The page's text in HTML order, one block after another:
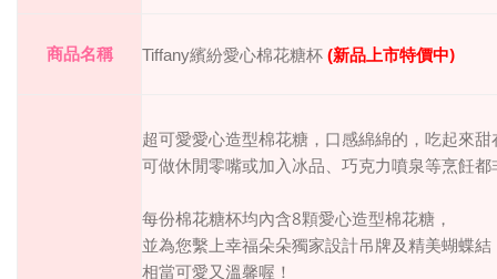
商品名稱 Tiffany繽紛愛心棉花糖杯 (新品上市特價中)
超可愛愛心造型棉花糖，口感綿綿的，吃起來甜
可做休閒零嘴或加入冰品、巧克力噴泉等烹飪都
每份棉花糖杯均內含8顆愛心造型棉花糖，
並為您繫上幸福朵朵獨家設計吊牌及精美蝴蝶結
相當可愛又溫馨喔！